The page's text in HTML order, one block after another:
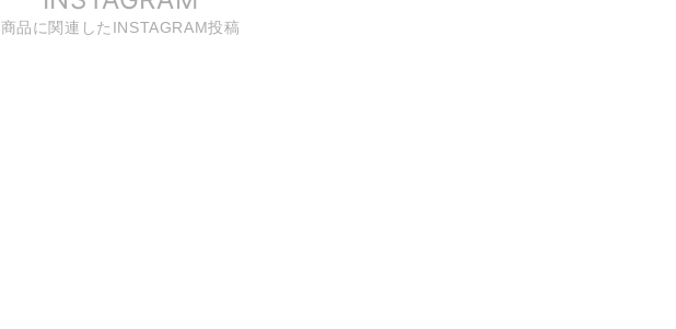
商品に関連したINSTAGRAM投稿